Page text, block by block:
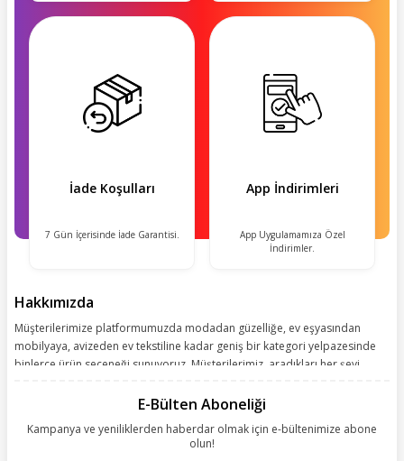
İade Koşulları
7 Gün İçerisinde İade Garantisi.
App İndirimleri
App Uygulamamıza Özel
İndirimler.
Hakkımızda
Müşterilerimize platformumuzda modadan güzelliğe, ev eşyasından
mobilyaya, avizeden ev tekstiline kadar geniş bir kategori yelpazesinde
binlerce ürün seçeneği sunuyoruz. Müşterilerimiz, aradıkları her şeyi
kolay, kusursuz ve keyifli bir alışveriş yolculuğu sunarken deneyiminize
E-Bülten Aboneliği
Kampanya ve yeniliklerden haberdar olmak için e-bültenimize abone
olun!